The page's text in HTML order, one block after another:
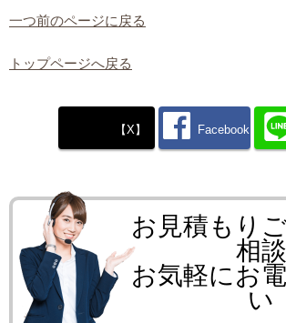
一つ前のページに戻る
トップページへ戻る
【X】 Facebook
お見積もり
相談
お気軽にお
い